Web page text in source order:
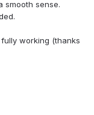
smooth sense.
working (thanks